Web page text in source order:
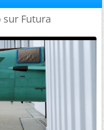
sur Futura